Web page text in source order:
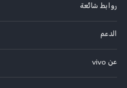
روابط شائعة
Y28
V30 Lite
الدعم
مراكز الصيانة
عن vivo